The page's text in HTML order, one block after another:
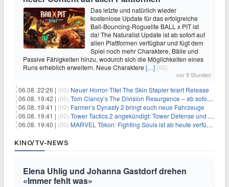
Das letzte und natürlich wieder
kostenlose Update für das erfolgreiche
Ball-Bouncing-Roguelite BALL x PIT ist
da! The Naturalist Update ist ab sofort auf
allen Plattformen verfügbar und fügt dem
Spiel noch mehr Charaktere, Bälle und
Passive Fähigkeiten hinzu, wodurch sich die Möglichkeiten eines
Runs erheblich erweitern. Neue Charaktere […] (00)
vor 9 Stunden
06.08. 22:26 | (00) Neuer Horror‑Titel The Skin Stapler feiert Release
06.08. 19:42 | (00) Tom Clancy’s The Division Resurgence – ab sofort für euch verfügbar
06.08. 19:41 | (00) Farmer’s Dynasty 2 bringt euch neue Fahrzeuge
06.08. 19:41 | (00) Tower Tactics 2 angekündigt: Tower Defense und Deckbuilding Kombo kehrt zurück
06.08. 19:40 | (00) MARVEL Tōkon: Fighting Souls ist ab heute verfügbar
KINO/TV-NEWS
Elena Uhlig und Johanna Gastdorf drehen
«Immer fehlt was»